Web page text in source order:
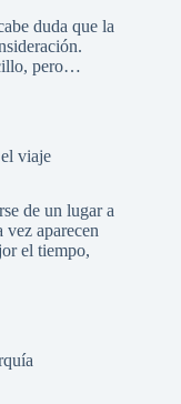
duda que la
pero…
viaje
de un lugar a
aparecen
el tiempo,